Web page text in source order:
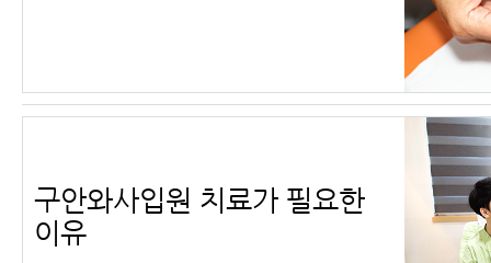
구안와사입원 치료가 필요한
이유